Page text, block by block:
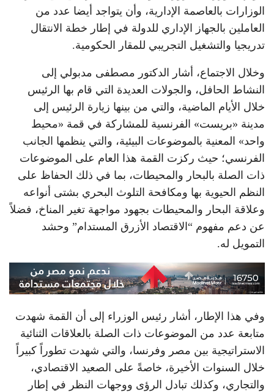
الوزارات بالعاصمة الإدارية، وأن يتواجد أيضا عدد من
العاملين بالجهاز الإداري للدولة في إطار خطة الانتقال
تدريجيا والتشغيل التجريبي للمقار الحكومية.
وخلال الاجتماع، أشار الدكتور مصطفى مدبولي إلى
النشاط الحافل، والجولات العديدة التي قام بها الرئيس
خلال الأيام الماضية، والتي من بينها زيارة الرئيس إلى
مدينة «بريست» الفرنسية للمشاركة في قمة «محيط
واحد» المعنية بالموضوعات البيئية، والتي ينظمها الجانب
الفرنسي؛ حيث ركزت القمة هذا العام على الموضوعات
ذات الصلة بالبحار والمحيطات، بما في ذلك الحفاظ على
النظم الحيوية بها ومكافحة التلوث البحري بشتى أنواعه
وعلاقة البحار والمحيطات بجهود مواجهة تغير المناخ، فضلاً
عن دعم مفهوم “الاقتصاد الأزرق المستدام” وحشد
التمويل له.
وفي هذا الإطار، أشار رئيس الوزراء إلى أن القمة شهدت
متابعة عدد من الموضوعات ذات الصلة بالعلاقات الثنائية
الاستراتيجية بين مصر وفرنسا، والتي شهدت تطوراً كبيراً
خلال السنوات الأخيرة، خاصةً على الصعيد الاقتصادي،
والتجاري، وكذلك تبادل الرؤى ووجهات النظر في إطار